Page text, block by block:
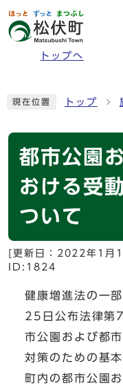
ページの先頭です
トップへ
現在位置 トップ
都市公園
おける受
ついて
[更新日： 2022年1月
ID:1824
健康増進法の一
25日公布法律第
市公園および都
対策のための基
町内の都市公園